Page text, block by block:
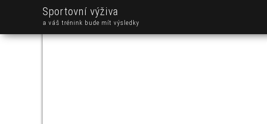
Sportovní výživa
a váš trénink bude mít výsledky